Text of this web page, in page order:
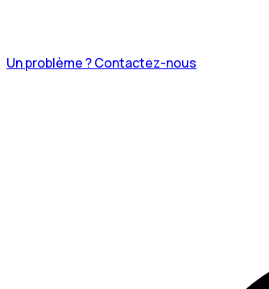
Un problème ? Contactez-nous